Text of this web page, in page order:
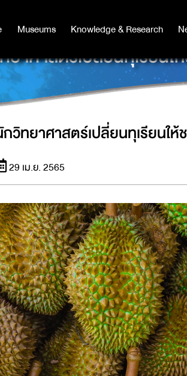
Museums Knowledge & Research
Museums Knowledge & Research
าศาสตร์เปลี่ยนทุเรียนใ
วิทยาศาสตร์เปลี่ยนทุเรียนใ
29 เม.ย. 2565